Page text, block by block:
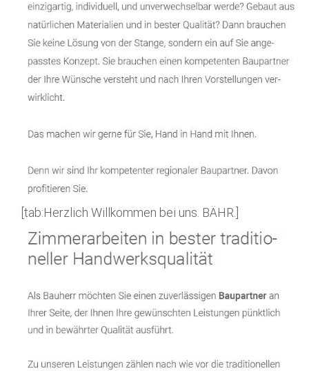
[tab:Herzlich Willkommen bei uns. BÄHR.]